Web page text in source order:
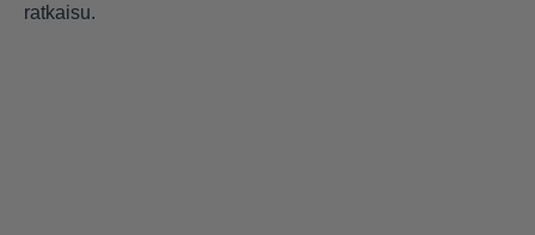
ratkaisu.